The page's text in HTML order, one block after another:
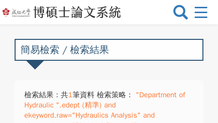
選
換
簡易檢索 / 檢索結果
檢索結果：共1筆資料 檢索策略：
"Department of
Hydraulic ".edept (精準) and
ekeyword.raw="Hydraulics Analysis" and